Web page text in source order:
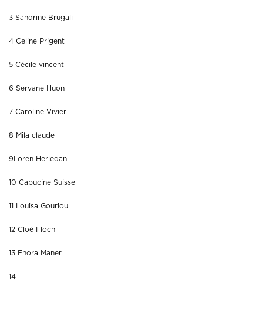
3 Sandrine Brugali
4 Celine Prigent
5 Cécile vincent
6 Servane Huon
7 Caroline Vivier
8 Mila claude
9Loren Herledan
10 Capucine Suisse
11 Louisa Gouriou
12 Cloé Floch
13 Enora Maner
14